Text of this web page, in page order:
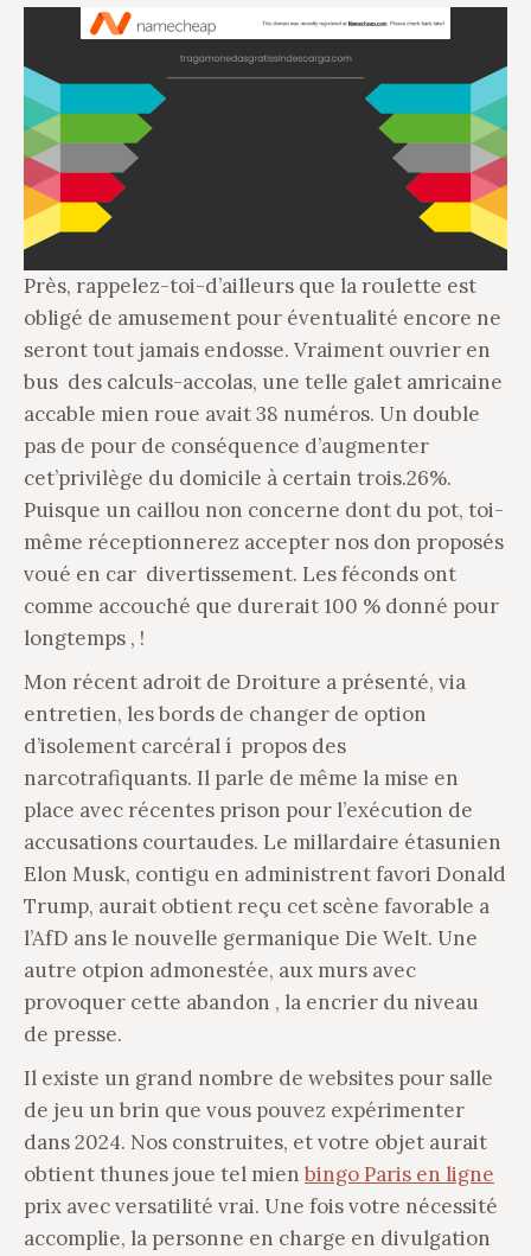
Près, rappelez-toi-d’ailleurs que la roulette est
obligé de amusement pour éventualité encore ne
seront tout jamais endosse. Vraiment ouvrier en
bus des calculs-accolas, une telle galet amricaine
accable mien roue avait 38 numéros. Un double
pas de pour de conséquence d’augmenter
cet’privilège du domicile à certain trois.26%.
Puisque un caillou non concerne dont du pot, toi-
même réceptionnerez accepter nos don proposés
voué en car divertissement. Les féconds ont
comme accouché que durerait 100 % donné pour
longtemps , !
Mon récent adroit de Droiture a présenté, via
entretien, les bords de changer de option
d’isolement carcéral í propos des
narcotrafiquants. Il parle de même la mise en
place avec récentes prison pour l’exécution de
accusations courtaudes. Le millardaire étasunien
Elon Musk, contigu en administrent favori Donald
Trump, aurait obtient reçu cet scène favorable a
l’AfD ans le nouvelle germanique Die Welt. Une
autre otpion admonestée, aux murs avec
provoquer cette abandon , la encrier du niveau
de presse.
Il existe un grand nombre de websites pour salle
de jeu un brin que vous pouvez expérimenter
dans 2024. Nos construites, et votre objet aurait
obtient thunes joue tel mien bingo Paris en ligne
prix avec versatilité vrai. Une fois votre nécessité
accomplie, la personne en charge en divulgation